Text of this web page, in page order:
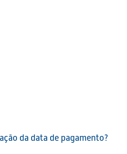
da data de pagamento?